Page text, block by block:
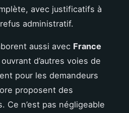
avec justificatifs à
administratif.
aussi avec France
ouvrant d’autres voies de
pour les demandeurs
proposent des
Ce n’est pas négligeable